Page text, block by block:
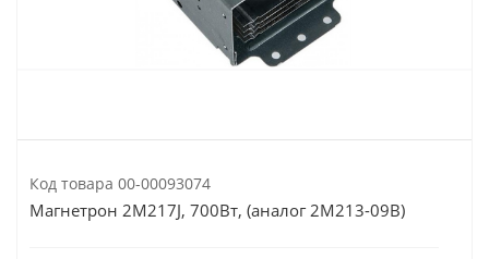
Код товара 00-00093074
Магнетрон 2M217J, 700Вт, (аналог 2M213-09B)